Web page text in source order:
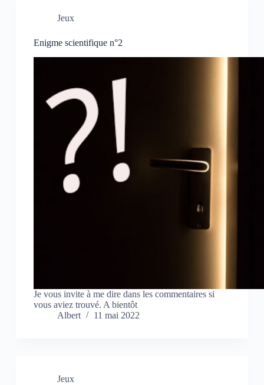
Jeux
Enigme scientifique n°2
Je vous invite à me dire dans les commentaires si
vous aviez trouvé. A bientôt
Albert
11 mai 2022
Jeux